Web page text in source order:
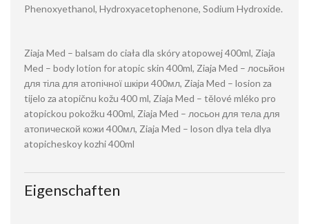
Phenoxyethanol, Hydroxyacetophenone, Sodium Hydroxide.
Ziaja Med – balsam do ciała dla skóry atopowej 400ml, Ziaja
Med – body lotion for atopic skin 400ml, Ziaja Med – лосьйон
для тіла для атопічної шкіри 400мл, Ziaja Med – losion za
tijelo za atopičnu kožu 400 ml, Ziaja Med – tělové mléko pro
atopickou pokožku 400ml, Ziaja Med – лосьон для тела для
атопической кожи 400мл, Ziaja Med – loson dlya tela dlya
atopicheskoy kozhi 400ml
Eigenschaften